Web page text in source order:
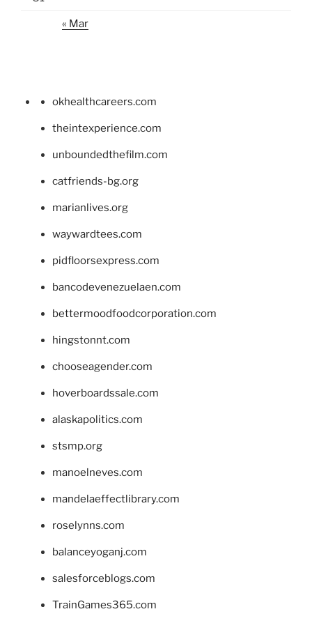
« Mar
okhealthcareers.com
theintexperience.com
unboundedthefilm.com
catfriends-bg.org
marianlives.org
waywardtees.com
pidfloorsexpress.com
bancodevenezuelaen.com
bettermoodfoodcorporation.com
hingstonnt.com
chooseagender.com
hoverboardssale.com
alaskapolitics.com
stsmp.org
manoelneves.com
mandelaeffectlibrary.com
roselynns.com
balanceyoganj.com
salesforceblogs.com
TrainGames365.com